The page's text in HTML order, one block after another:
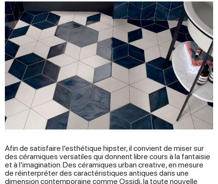
Afin de satisfaire l’esthétique hipster, il convient de miser sur
des céramiques versatiles qui donnent libre cours à la fantaisie
et à l’imagination. Des céramiques urban creative, en mesure
de réinterpréter des caractéristiques antiques dans une
dimension contemporaine comme Ossidi, la toute nouvelle